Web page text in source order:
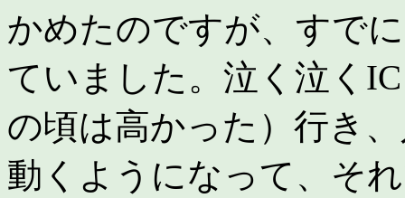
かめたのですが、すで
ていました。泣く泣く
の頃は高かった）行き
動くようになって、そ